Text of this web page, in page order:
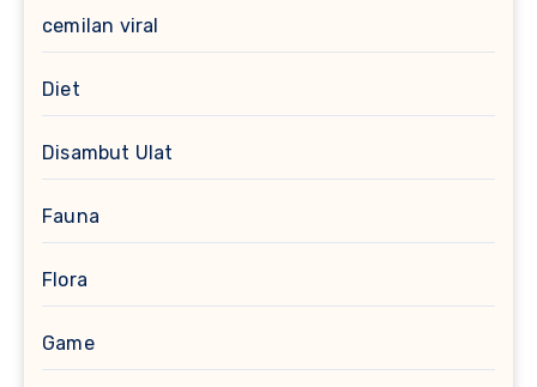
cemilan viral
Diet
Disambut Ulat
Fauna
Flora
Game